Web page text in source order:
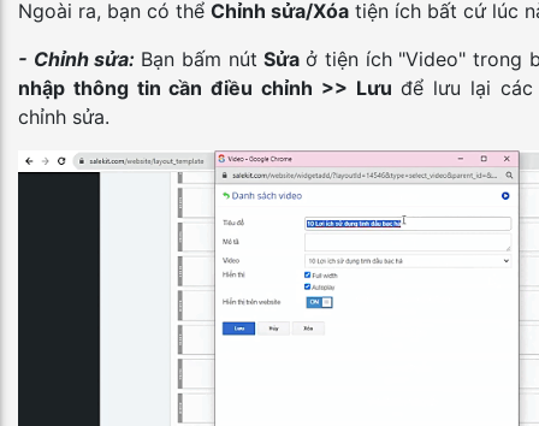
Ngoài ra, bạn có thể Chỉnh sửa/Xóa tiện ích bất cứ lúc
- Chỉnh sửa: Bạn bấm nútSửaở tiện ích "Video" trong
nhập thông tin cần điều chỉnh >> Lưu để lưu lại
chỉnh sửa.